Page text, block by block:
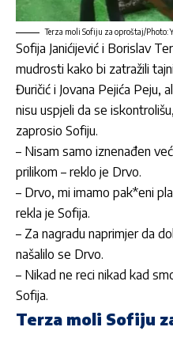
Terza moli Sofiju za oproštaj/Photo:
Sofija Janićijević i Borislav
mudrosti kako bi zatražili
Đuričić i Jovana Pejića Peju,
nisu uspjeli da se
zaprosio Sofiju.
– Nisam samo iznenađen
prilikom – reklo je Drvo.
– Drvo, mi imamo pak*eni
rekla je Sofija.
– Za nagradu naprimjer da
našalilo se Drvo.
– Nikad ne reci nikad kad
Sofija.
Terza moli Sofiju